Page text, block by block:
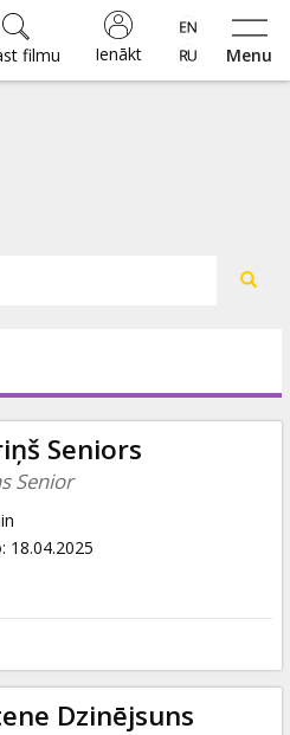
Menu
Ienākt
filmu
Seniors
Senior
: 18.04.2025
Dzinējsuns